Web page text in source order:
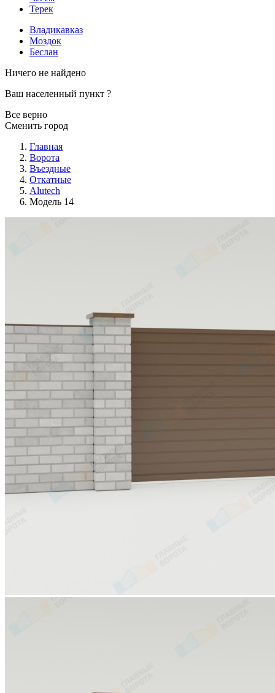
Терек
Владикавказ
Моздок
Беслан
Ничего не найдено
Ваш населенный пункт ?
Все верно
Сменить город
Главная
Ворота
Въездные
Откатные
Alutech
Модель 14